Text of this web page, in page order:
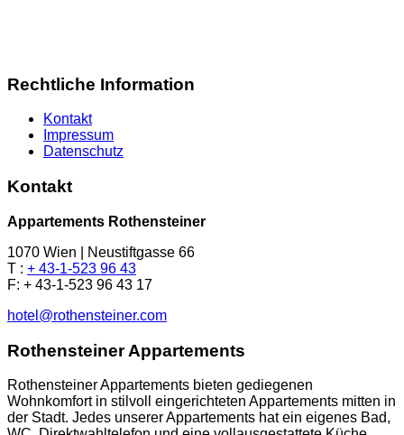
Rechtliche Information
Kontakt
Impressum
Datenschutz
Kontakt
Appartements Rothensteiner
1070 Wien | Neustiftgasse 66
T : + 43-1-523 96 43
F: + 43-1-523 96 43 17
hotel@rothensteiner.com
Rothensteiner Appartements
Rothensteiner Appartements bieten gediegenen
Wohnkomfort in stilvoll eingerichteten Appartements mitten in
der Stadt. Jedes unserer Appartements hat ein eigenes Bad,